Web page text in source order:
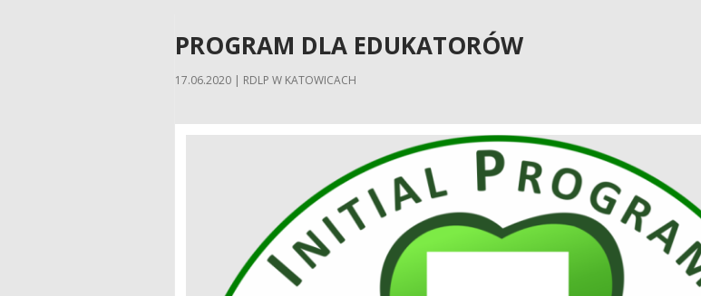
PROGRAM DLA EDUKATORÓW
17.06.2020 | RDLP W KATOWICACH